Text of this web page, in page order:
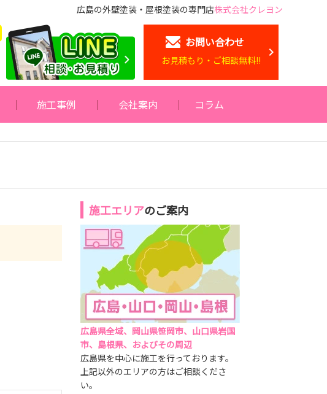
広島の外壁塗装・屋根塗装の専門店株式会社クレヨン
お問い合わせ
お見積もり・ご相談無料!!
施工事例 会社案内 コラム
施工エリアのご案内
広島県全域、岡山県笹岡市、山口県岩国
市、島根県、およびその周辺
広島県を中心に施工を行っております。
上記以外のエリアの方はご相談くださ
い。